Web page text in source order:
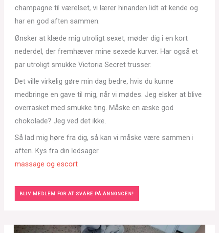
champagne til værelset, vi lærer hinanden lidt at kende og
har en god aften sammen.
Ønsker at klæde mig utroligt sexet, møder dig i en kort
nederdel, der fremhæver mine sexede kurver. Har også et
par utroligt smukke Victoria Secret trusser.
Det ville virkelig gøre min dag bedre, hvis du kunne
medbringe en gave til mig, når vi mødes. Jeg elsker at blive
overrasket med smukke ting. Måske en æske god
chokolade? Jeg ved det ikke.
Så lad mig høre fra dig, så kan vi måske være sammen i
aften. Kys fra din ledsager
massage og escort
BLIV MEDLEM FOR AT SVARE PÅ ANNONCEN!